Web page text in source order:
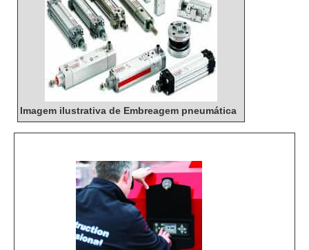
Imagem ilustrativa de Embreagem pneumática